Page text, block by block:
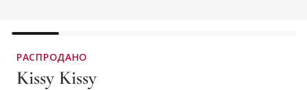
РАСПРОДАНО
Kissy Kissy